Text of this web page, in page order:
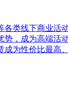
类线下商业
，成为高端
为性价比最高